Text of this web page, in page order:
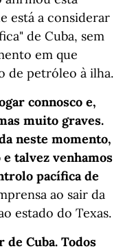
está a considerar
de Cuba, sem
em que
de petróleo à ilha.
connosco e,
muito graves.
neste momento,
e talvez venhamos
pacífica de
ao sair da
estado do Texas.
de Cuba. Todos